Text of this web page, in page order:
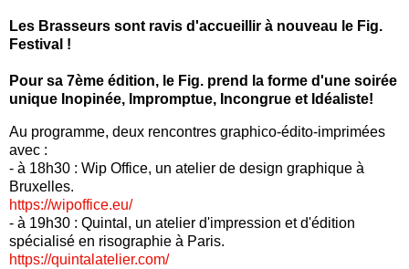
Les Brasseurs sont ravis d'accueillir à nouveau le Fig.
Festival !
Pour sa 7ème édition, le Fig. prend la forme d'une soirée
unique Inopinée, Impromptue, Incongrue et Idéaliste!
Au programme, deux rencontres graphico-édito-imprimées
avec :
- à 18h30 : Wip Office, un atelier de design graphique à
Bruxelles.
https://wipoffice.eu/
- à 19h30 : Quintal, un atelier d'impression et d'édition
spécialisé en risographie à Paris.
https://quintalatelier.com/